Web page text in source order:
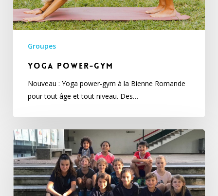
Groupes
Yoga power-gym
Nouveau : Yoga power-gym à la Bienne Romande
pour tout âge et tout niveau. Des…
Jeunesse
athlètes